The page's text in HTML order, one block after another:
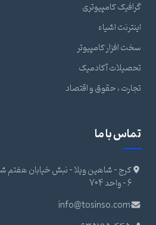
گرافیک کامپیوتری
اینترنت اشیاء
سخت افزار کامپیوتر
تحصیلات آکادمیک
تجارت ، حقوق و اقتصاد
تماس با ما
کرج - شاهین ویلا - نبش خیابان هفتم
6 - واحد 704
info@tosinso.com